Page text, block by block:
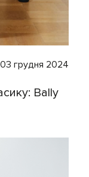
03 грудня 2024
Bally